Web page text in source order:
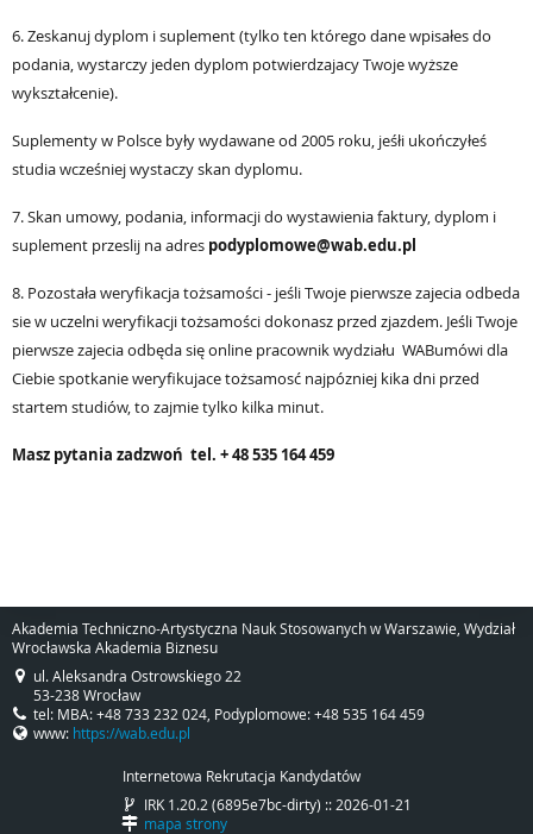
6. Zeskanuj dyplom i suplement (tylko ten którego dane wpisałes do
podania, wystarczy jeden dyplom potwierdzajacy Twoje wyższe
wykształcenie).
Suplementy w Polsce były wydawane od 2005 roku, jeśłi ukończyłeś
studia wcześniej wystaczy skan dyplomu.
7. Skan umowy, podania, informacji do wystawienia faktury, dyplom i
suplement przeslij na adres podyplomowe@wab.edu.pl
8. Pozostała weryfikacja tożsamości - jeśli Twoje pierwsze zajecia odbeda
sie w uczelni weryfikacji tożsamości dokonasz przed zjazdem. Jeśli Twoje
pierwsze zajecia odbęda się online pracownikwydziału WABumówi dla
Ciebie spotkanie weryfikujace tożsamosć najpózniej kika dni przed
startem studiów, to zajmie tylko kilka minut.
Masz pytania zadzwoń tel. + 48 535 164 459
Akademia Techniczno-Artystyczna Nauk Stosowanych w Warszawie, Wydział
Wrocławska Akademia Biznesu
ul. Aleksandra Ostrowskiego 22
53-238 Wrocław
tel: MBA: +48 733 232 024, Podyplomowe: +48 535 164 459
www: https://wab.edu.pl
Internetowa Rekrutacja Kandydatów
IRK 1.20.2 (6895e7bc-dirty) :: 2026-01-21
mapa strony